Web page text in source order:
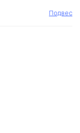
Подвес